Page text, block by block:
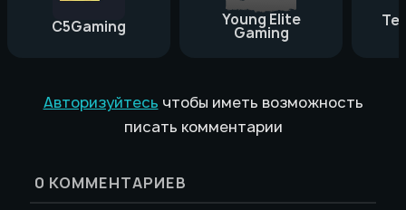
C5Gaming Young Elite
Gaming
Авторизуйтесь чтобы иметь возможность
писать комментарии
0 КОММЕНТАРИЕВ